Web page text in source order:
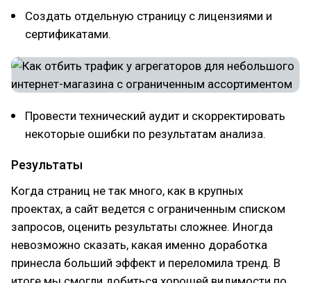
Создать отдельную страницу с лицензиями и
сертификатами.
Провести технический аудит и скорректировать
некоторые ошибки по результатам анализа.
Результаты
Когда страниц не так много, как в крупных
проектах, а сайт ведется с ограниченным списком
запросов, оценить результаты сложнее. Иногда
невозможно сказать, какая именно доработка
принесла больший эффект и переломила тренд. В